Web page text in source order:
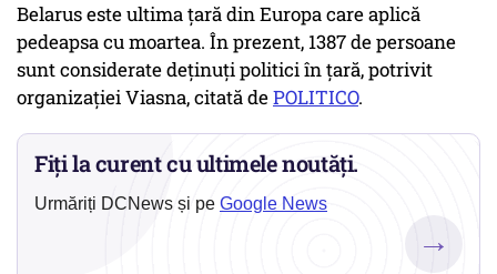
Belarus este ultima țară din Europa care aplică
pedeapsa cu moartea. În prezent, 1387 de persoane
sunt considerate deținuți politici în țară, potrivit
organizației Viasna, citată dePOLITICO.
Fiți la curent cu ultimele noutăți.
Urmăriți DCNews și pe Google News
→